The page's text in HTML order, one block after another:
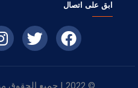
ابق على اتصال
© 2022 | جميع الحقوق محفوظه